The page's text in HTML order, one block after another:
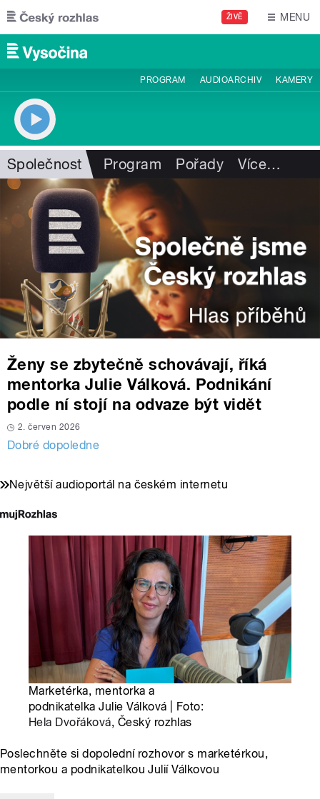
Přejít k hlavnímu obsahu
ŽIVĚ MENU
PROGRAM AUDIOARCHIV KAMERY
Společnost Program Pořady Více…
Ženy se zbytečně schovávají, říká
mentorka Julie Válková. Podnikání
podle ní stojí na odvaze být vidět
2. červen 2026
Dobré dopoledne
Největší audioportál na českém internetu
Marketérka, mentorka a
podnikatelka Julie Válková | Foto:
Hela Dvořáková, Český rozhlas
Poslechněte si dopolední rozhovor s marketérkou,
mentorkou a podnikatelkou Julií Válkovou